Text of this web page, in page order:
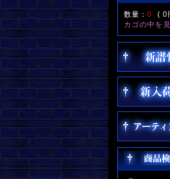
数量：0 (0
カゴの中を